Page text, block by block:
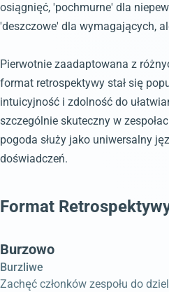
osiągnięć, 'pochmurne' dla
'deszczowe' dla wymagających,
Pierwotnie zaadaptowana z
format retrospektywy stał się
intuicyjność i zdolność do
szczególnie skuteczny w
pogoda służy jako uniwersalny
doświadczeń.
Format
Burzowo
Burzliwe
Zachęć członków zespołu do